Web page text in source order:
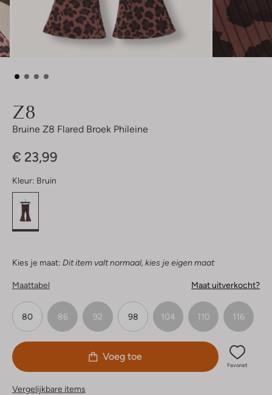
Z8
Bruine Z8 Flared Broek Phileine
€ 23,99
Kleur: Bruin
Kies je maat: Dit item valt normaal, kies je eigen maat
Maattabel Maat uitverkocht?
80 86 92 98 104 110 116
Voeg toe
Favoriet
Vergelijkbare items